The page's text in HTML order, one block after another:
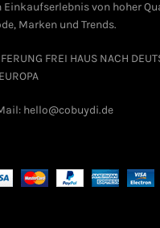
Einkaufserlebnis von hoher
Marken und Trends.
FREI HAUS NACH
hello@cobuydi.de